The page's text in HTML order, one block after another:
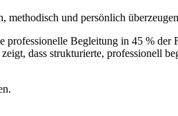
und persönlich
Begleitung in 45 % der
dass strukturierte, professionell